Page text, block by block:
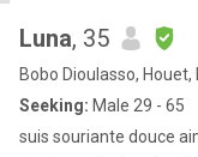
Luna, 35
Bobo Dioulasso, Houet,
Seeking: Male 29 - 65
suis souriante douce